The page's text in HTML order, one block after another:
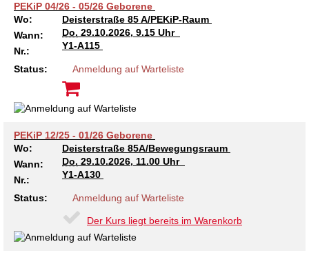
Kindertagesstätte Rosenbergstraße
Kindertagesstätte Schneiderberg
Kindertagesstätte Schweriner Straße /
Familienzentrum
Kindertagesstätte Sylter Weg
Kindertagesstätte Tresckowstraße
Kindertagesstätte Voltmerstraße
Kindertagesstätte Wiehbergstraße
PEKiP 04/26 - 05/26 Geborene
Wo:
Deisterstraße 85 A/PEKiP-Raum
Wann:
Do. 29.10.2026, 9.15 Uhr
Nr.:
Y1-A115
Status: Anmeldung auf Warteliste
PEKiP 12/25 - 01/26 Geborene
Wo:
Deisterstraße 85A/Bewegungsraum
Wann:
Do. 29.10.2026, 11.00 Uhr
Nr.:
Y1-A130
Status: Anmeldung auf Warteliste
Der Kurs liegt bereits im Warenkorb